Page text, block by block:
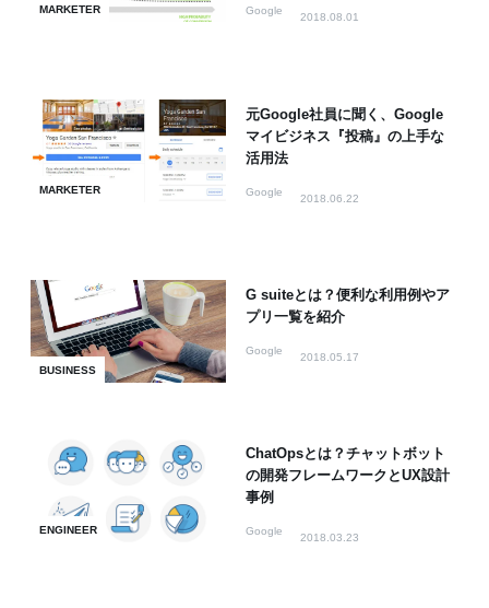
MARKETER Google
2018.08.01
MARKETER
元Google社員に聞く、Google
マイビジネス『投稿』の上手な
活用法
Google
2018.06.22
BUSINESS
G suiteとは？便利な利用例やア
プリ一覧を紹介
Google
2018.05.17
ENGINEER
ChatOpsとは？チャットボット
の開発フレームワークとUX設計
事例
Google
2018.03.23